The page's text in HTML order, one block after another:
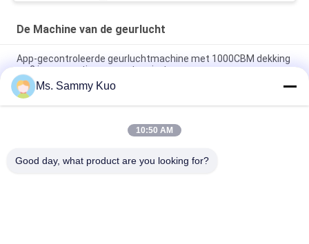
De Machine van de geurlucht
App-gecontroleerde geurluchtmachine met 1000CBM dekking
en 2 jaar garantie voor grote ruimtes
App-gecontroleerde geurluchtmachine met 500CBM-dekking
en duurzame metalen schel voor commercieel gebruik
WIFI 4G APP-bediening 150 ml capaciteit Stille werking
Ms. Sammy Kuo
10:50 AM
Good day, what product are you looking for?